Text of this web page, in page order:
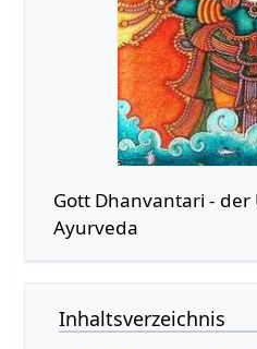
Gott Dhanvantari - der
Ayurveda
Inhaltsverzeichnis